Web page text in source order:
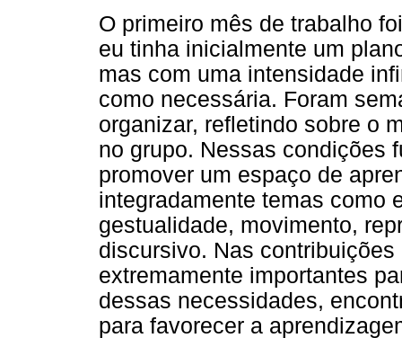
O primeiro mês de trabalho
eu tinha inicialmente um
mas com uma intensidade
como necessária. Foram
organizar, refletindo sobre o
no grupo. Nessas condições
promover um espaço de
integradamente temas como
gestualidade, movimento,
discursivo. Nas
extremamente importantes
dessas necessidades,
para favorecer a